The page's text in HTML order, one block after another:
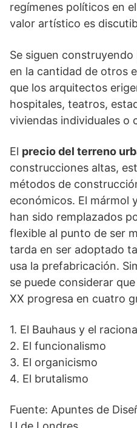
regímenes políticos en
valor artístico es
Se siguen
en la cantidad de otros
que los arquitectos
hospitales, teatros,
viviendas individuales o
El precio del terreno
construcciones altas,
métodos de
económicos. El mármol
han sido remplazados
flexible al punto de ser
tarda en ser adoptado
usa la prefabricación.
se puede considerar
XX progresa en cuatro
1. El Bauhaus y el
2. El funcionalismo
3. El organicismo
4. El brutalismo
Fuente: Apuntes de